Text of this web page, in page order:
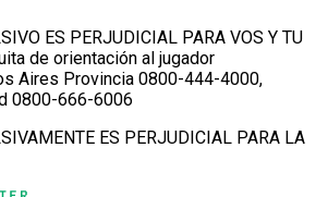
ES PERJUDICIAL PARA VOS Y TU
de orientación al jugador
Aires Provincia 0800-444-4000,
0800-666-6006
ES PERJUDICIAL PARA LA